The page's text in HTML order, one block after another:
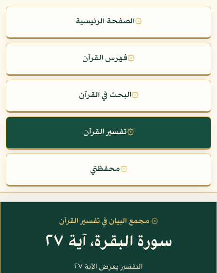
۞الصفحة الرئيسية
۞فهرس القرآن
۞البحث في القرآن
۞تفسير القرآن
۞محفظتي
۞ مجمع البيان في تفسير القرآن
سورة البقرة، آية ٢٧
التفسير يعرض الآية ٢٧